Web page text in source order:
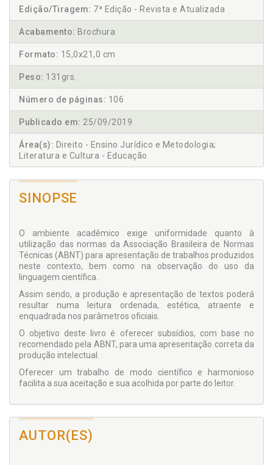
Edição/Tiragem: 7ª Edição - Revista e Atualizada
Acabamento: Brochura
Formato: 15,0x21,0 cm
Peso: 131grs.
Número de páginas: 106
Publicado em: 25/09/2019
Área(s): Direito - Ensino Jurídico e Metodologia;
Literatura e Cultura - Educação
SINOPSE
O ambiente acadêmico exige uniformidade quanto à
utilização das normas da Associação Brasileira de Nor­mas
Técnicas (ABNT) para apresentação de trabalhos produzidos
neste contexto, bem como na observação do uso da
linguagem científica.
Assim sendo, a produção e apresentação de textos poderá
resultar numa leitura ordenada, estética, atraente e
enquadrada nos parâmetros oficiais.
O objetivo deste livro é oferecer subsídios, com base no
recomendado pela ABNT, para uma apresentação correta da
produção intelectual.
Oferecer um trabalho de modo científico e harmo­nioso
facilita a sua aceitação e sua acolhida por parte do leitor.
AUTOR(ES)